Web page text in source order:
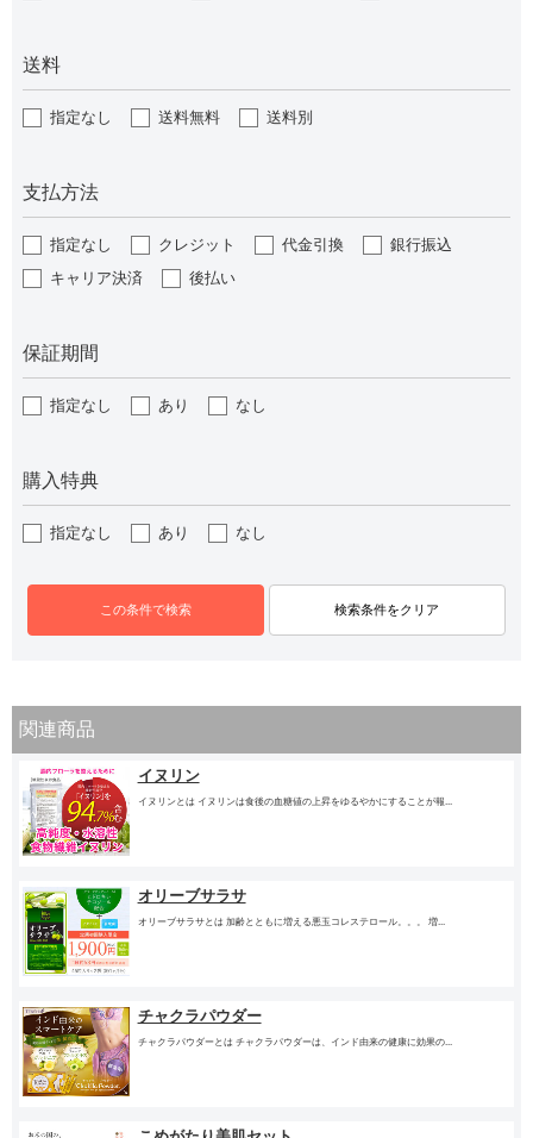
送料
指定なし 送料無料 送料別
支払方法
指定なし クレジット 代金引換
銀行振込
キャリア決済
後払い
保証期間
指定なし あり なし
購入特典
指定なし あり なし
関連商品
イヌリン
イヌリンとは イヌリンは食後の血糖値の上昇をゆるやかにすることが報...
オリーブサラサ
オリーブサラサとは 加齢とともに増える悪玉コレステロール。。。 増...
チャクラパウダー
チャクラパウダーとは チャクラパウダーは、インド由来の健康に効果の...